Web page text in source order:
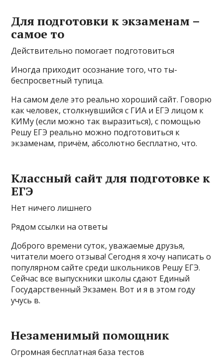
Для подготовки к экзаменам –
самое то
Действительно помогает подготовиться
Иногда приходит осознание того, что ты-
беспросветный тупица.
На самом деле это реально хороший сайт. Говорю
как человек, столкнувшийся с ГИА и ЕГЭ лицом к
КИМу (если можно так выразиться), с помощью
Решу ЕГЭ реально можно подготовиться к
экзаменам, причём, абсолютно бесплатно, что.
Классный сайт для подготовке к
ЕГЭ
Нет ничего лишнего
Рядом ссылки на ответы
Доброго времени суток, уважаемые друзья,
читатели моего отзыва! Сегодня я хочу написать о
популярном сайте среди школьников Решу ЕГЭ.
Сейчас все выпускники школы сдают Единый
Государственный Экзамен. Вот и я в этом году
учусь в.
Незаменимый помощник
Огромная бесплатная база тестов